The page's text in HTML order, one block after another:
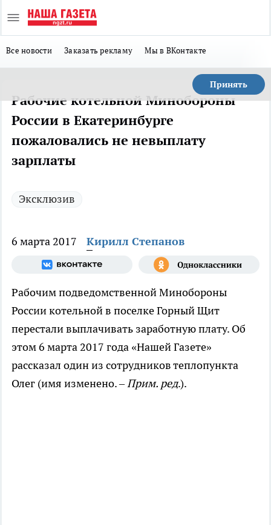
Все новости Заказать рекламу Мы в ВКонтакте
Принять
Рабочие котельной Минобороны
России в Екатеринбурге
пожаловались не невыплату
зарплаты
Эксклюзив
6 марта 2017 Кирилл Степанов
Рабочим подведомственной Минобороны
России котельной в поселке Горный Щит
перестали выплачивать заработную плату. Об
этом 6 марта 2017 года «Нашей Газете»
рассказал один из сотрудников теплопункта
Олег (имя изменено. –Прим. ред.).